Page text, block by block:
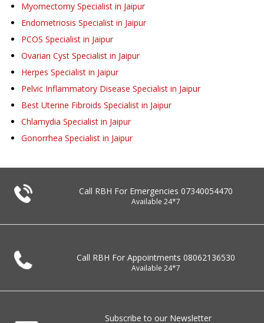
Myomectomy Specialist in Jaipur
Endometriosis Specialist in Jaipur
PCOS Specialist in Jaipur
Ovarian Cyst Specialist in Jaipur
Herpes Specialist in Jaipur
Pelvic Inflammatory Disease Specialist in Jaipur
Best Uterine Fibroids Specialist in Jaipur
Chlamydia Specialist in Jaipur
Gonorrhea Specialist in Jaipur
Call RBH For Emergencies 07340054470
Available 24*7
Call RBH For Appointments 08062136530
Available 24*7
Subscribe to our Newsletter